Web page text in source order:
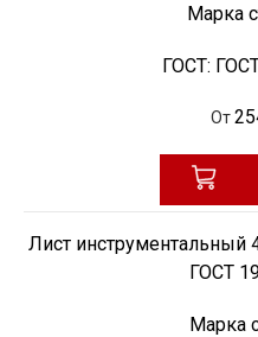
Марка
ГОСТ:
От
Лист инструментальный
ГОСТ
Марка